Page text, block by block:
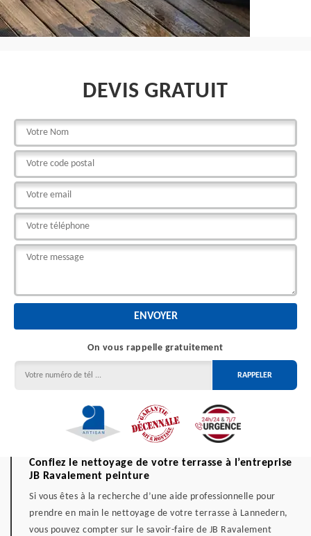
DEVIS GRATUIT
On vous rappelle gratuitement
Confiez le nettoyage de votre terrasse à l’entreprise
JB Ravalement peinture
Si vous êtes à la recherche d’une aide professionnelle pour
prendre en main le nettoyage de votre terrasse à Lannedern,
vous pouvez compter sur le savoir-faire de JB Ravalement